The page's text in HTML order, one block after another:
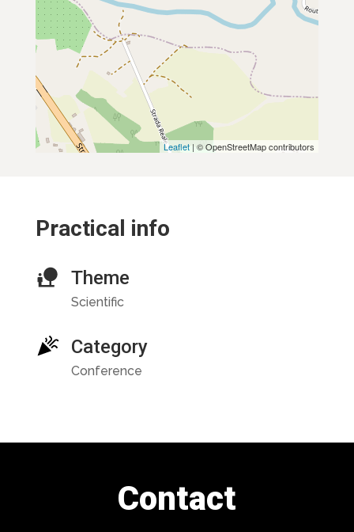
Leaflet | © OpenStreetMap contributors
Practical info
Theme
Scientific
Category
Conference
Contact